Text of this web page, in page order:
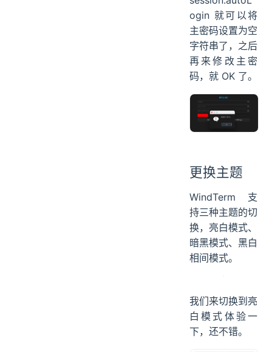
ogin 就可以将
主密码设置为空
字符串了，之后
再来修改主密
码，就 OK 了。
更换主题
WindTerm 支
持三种主题的切
换，亮白模式、
暗黑模式、黑白
相间模式。
我们来切换到亮
白模式体验一
下，还不错。